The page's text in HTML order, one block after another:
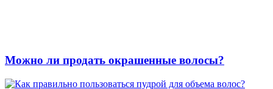
Можно ли продать окрашенные волосы?